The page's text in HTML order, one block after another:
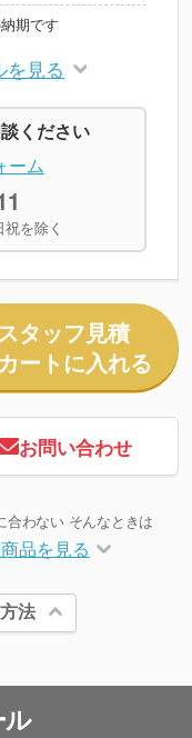
期です
を見る
ください
ーム
を除く
タッフ見積
カートに入れる
お問い合わせ
合わない そんなときは
品を見る
法